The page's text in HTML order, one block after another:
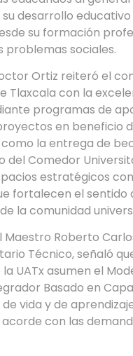
desarrollo
su formación
problemas sociales.
Ortiz reiteró el
Tlaxcala con la
programas de
en beneficio
la entrega de
del Comedor
estratégicos
fortalecen el sentido
la comunidad
Maestro Roberto
Técnico, señaló
UATx asumen el
Basado en
vida y de
con las